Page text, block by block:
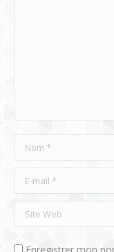
Nom *
E-mail *
Site Web